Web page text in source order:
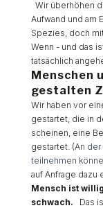
Wir überhöhen
Aufwand und am
Spezies, doch
Wenn - und das
tatsächlich
Menschen
gestalten
Wir haben vor
gestartet, die in
scheinen, eine
gestartet. (An
teilnehmen
auf Anfrage dazu
Mensch ist
schwach. Das